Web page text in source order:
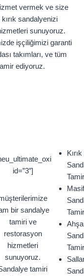
vermek ve size
sandalyenizi
sunuyoruz.
işçiliğimizi garanti
takımları, ve tüm
ediyoruz.
id=”3″]
bir sandalye
tamiri ve
restorasyon
hizmetleri
sunuyoruz.
tamiri
Kırık
Masif